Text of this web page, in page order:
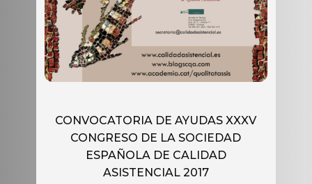
CONVOCATORIA DE AYUDAS XXXV
CONGRESO DE LA SOCIEDAD
ESPAÑOLA DE CALIDAD
ASISTENCIAL 2017